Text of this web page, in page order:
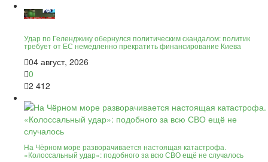
Удар по Геленджику обернулся политическим скандалом: политик
требует от ЕС немедленно прекратить финансирование Киева
04 август, 2026
0
2 412
На Чёрном море разворачивается настоящая катастрофа.
«Колоссальный удар»: подобного за всю СВО ещё не случалось